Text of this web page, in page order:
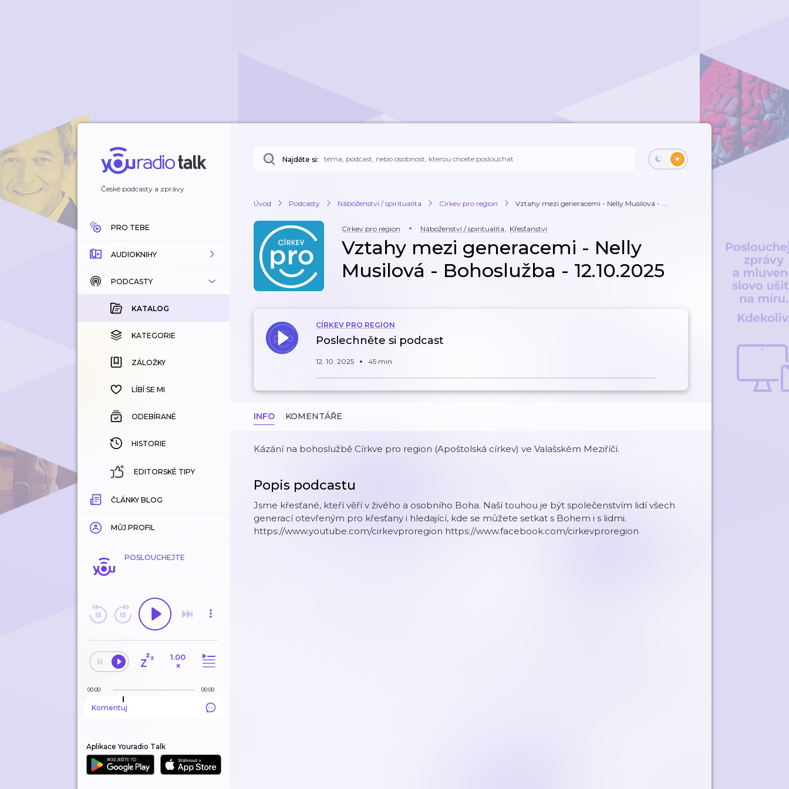
České podcasty a zprávy
PRO TEBE
AUDIOKNIHY
KATALOG
KOUPENÉ
KATEGORIE
ZÁLOŽKY
HISTORIE
PODCASTY
KATALOG
KATEGORIE
ZÁLOŽKY
LÍBÍ SE MI
ODEBÍRANÉ
HISTORIE
EDITORSKÉ TIPY
ČLÁNKY BLOG
MŮJ PROFIL
POSLOUCHEJTE
1.00
×
00:00 00:00
Komentuj
Aplikace Youradio Talk
Najděte si:
Úvod Podcasty Náboženství / spiritualita Církev pro region Vztahy mezi generacemi - Nelly Musilová - ...
Církev pro region Náboženství / spiritualita, Křesťanství
Vztahy mezi generacemi - Nelly
Musilová - Bohoslužba - 12.10.2025
CÍRKEV PRO REGION
Poslechněte si podcast
12. 10. 2025 45 min
INFO KOMENTÁŘE
Kázání na bohoslužbě Církve pro region (Apoštolská církev) ve Valašském Meziříčí.
Popis podcastu
Jsme křesťané, kteří věří v živého a osobního Boha. Naší touhou je být společenstvím lidí všech
generací otevřeným pro křesťany i hledající, kde se můžete setkat s Bohem i s lidmi.
https://www.youtube.com/cirkevproregion https://www.facebook.com/cirkevproregion